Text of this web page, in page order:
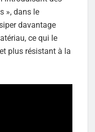
», dans le
davantage
ce qui le
plus résistant à la